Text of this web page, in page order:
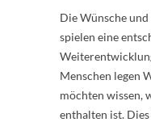
Die Wünsche
spielen eine
Menschen legen
möchten wissen,
enthalten ist.